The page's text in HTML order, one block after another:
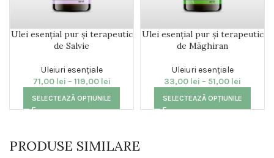
Ulei esențial pur și terapeutic
de Salvie
Uleiuri esențiale
71,00 lei – 119,00 lei
SELECTEAZĂ OPȚIUNILE
Ulei esențial pur și terapeutic
de Măghiran
Uleiuri esențiale
33,00 lei – 51,00 lei
SELECTEAZĂ OPȚIUNILE
PRODUSE SIMILARE